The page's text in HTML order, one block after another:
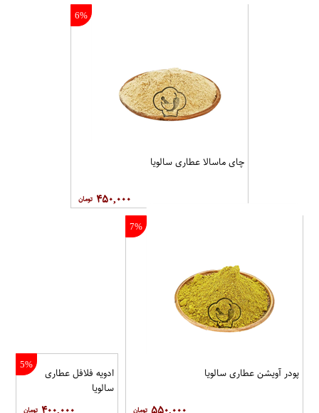
6%
چای ماسالا عطاری سالویا
۴۵۰,۰۰۰
7%
پودر آویشن عطاری سالویا
5%
ادویه فلافل عطاری
سالویا